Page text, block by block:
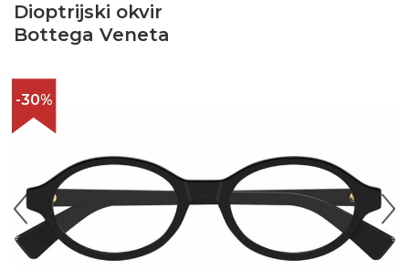
Dioptrijski okvir
Bottega Veneta
-30%